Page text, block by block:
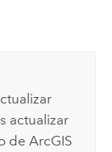
actualizar
deArcGIS